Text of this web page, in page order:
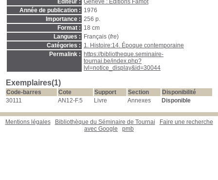
Editeur : Genève : Éditions Famot
Année de publication : 1976
Importance : 256 p.
Format : 18 cm
Langues :
Français (fre)
Catégories : 1. Histoire:14. Époque contemporaine
Permalink :
https://bibliotheque.seminaire-
tournai.be/index.php?
lvl=notice_display&id=30044
Exemplaires(1)
Code-barres Cote Support Section
Disponibilité
30111
AN12-F.5 Livre Annexes Disponible
Mentions légales Bibliothèque du Séminaire de Tournai
Faire une recherche
avec Google
pmb